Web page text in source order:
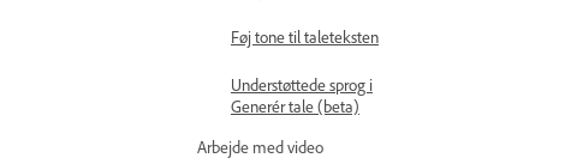
Føj tone til taleteksten
Understøttede sprog i
Generér tale (beta)
Arbejde med video